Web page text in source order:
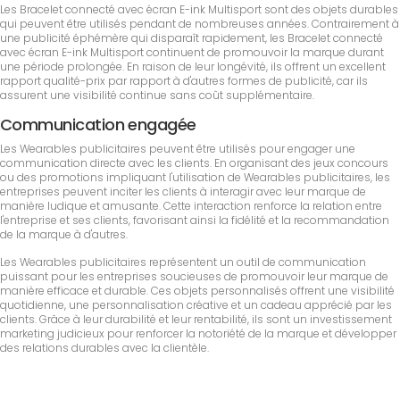
Les Bracelet connecté avec écran E-ink Multisport sont des objets durables
qui peuvent être utilisés pendant de nombreuses années. Contrairement à
une publicité éphémère qui disparaît rapidement, les Bracelet connecté
avec écran E-ink Multisport continuent de promouvoir la marque durant
une période prolongée. En raison de leur longévité, ils offrent un excellent
rapport qualité-prix par rapport à d'autres formes de publicité, car ils
assurent une visibilité continue sans coût supplémentaire.
Communication engagée
Les Wearables publicitaires peuvent être utilisés pour engager une
communication directe avec les clients. En organisant des jeux concours
ou des promotions impliquant l'utilisation de Wearables publicitaires, les
entreprises peuvent inciter les clients à interagir avec leur marque de
manière ludique et amusante. Cette interaction renforce la relation entre
l'entreprise et ses clients, favorisant ainsi la fidélité et la recommandation
de la marque à d'autres.
Les Wearables publicitaires représentent un outil de communication
puissant pour les entreprises soucieuses de promouvoir leur marque de
manière efficace et durable. Ces objets personnalisés offrent une visibilité
quotidienne, une personnalisation créative et un cadeau apprécié par les
clients. Grâce à leur durabilité et leur rentabilité, ils sont un investissement
marketing judicieux pour renforcer la notoriété de la marque et développer
des relations durables avec la clientèle.